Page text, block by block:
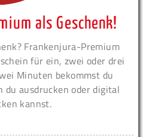
als Geschenk!
Frankenjura-Premium
für ein, zwei oder drei
Minuten bekommst du
du ausdrucken oder digital
kannst.